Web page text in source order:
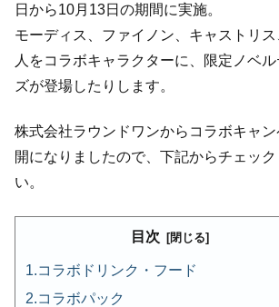
日から10月13日の期間に実施。
モーディス、ファイノン、キャストリ
人をコラボキャラクターに、限定ノベ
ズが登場したりします。
株式会社ラウンドワンからコラボキャ
開になりましたので、下記からチェッ
い。
目次
コラボドリンク・フード
コラボパック